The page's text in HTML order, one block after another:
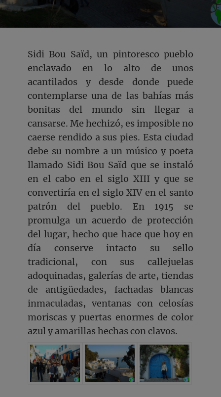
Sidi Bou Saïd, un pintoresco pueblo
enclavado en lo alto de unos
acantilados y desde donde puede
contemplarse una de las bahías más
bonitas del mundo sin llegar a
cansarse. Me hechizó, es imposible no
caerse rendido a sus pies. Esta ciudad
debe su nombre a un músico y poeta
llamado Sidi Bou Saïd que se instaló
en el cabo en el siglo XIII y que se
convertiría en el siglo XIV en el santo
patrón del pueblo. En 1915 se
promulga un acuerdo de protección
del lugar, hecho que hace que hoy en
día conserve intacto su sello
tradicional, con sus callejuelas
adoquinadas, galerías de arte, tiendas
de antigüedades, fachadas blancas
inmaculadas, ventanas con celosías
moriscas y puertas enormes de color
azul y amarillas hechas con clavos.